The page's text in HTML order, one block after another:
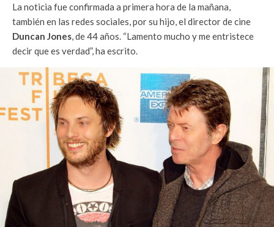
La noticia fue confirmada a primera hora de la mañana,
también en las redes sociales, por su hijo, el director de cine
Duncan Jones, de 44 años. “Lamento mucho y me entristece
decir que es verdad”, ha escrito.